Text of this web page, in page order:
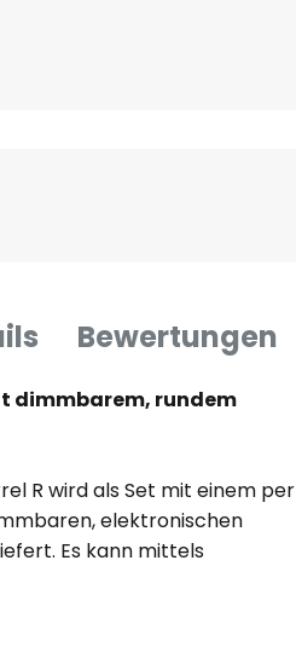
Bewertungen
dimmbarem, rundem
R wird als Set mit einem per
elektronischen
Es kann mittels
montiert werden. Zur
silbernen Reflektor mit